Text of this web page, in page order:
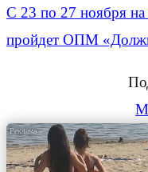
С 23 по 27 ноября на
пройдет ОПМ